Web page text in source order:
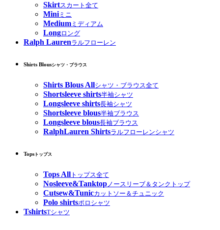
Skirtスカート全て
Miniミニ
Medium ミディアム
Longロング
Ralph Laurenラルフローレン
Shirts Blousシャツ・ブラウス
Shirts Blous Allシャツ・ブラウス全て
Shortsleeve shirts半袖シャツ
Longsleeve shirts長袖シャツ
Shortsleeve blous半袖ブラウス
Longsleeve blous長袖ブラウス
RalphLauren Shirtsラルフローレンシャツ
Tops トップス
Tops All トップス全て
Nosleeve&Tanktop ノースリーブ＆タンクトップ
Cutsew&Tunicカットソー＆チュニック
Polo shirtsポロシャツ
TshirtsTシャツ